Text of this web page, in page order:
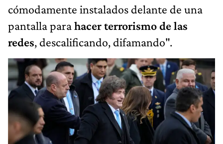
cómodamente instalados delante de una
pantalla parahacer terrorismo de las
redes, descalificando, difamando".